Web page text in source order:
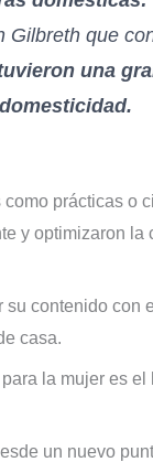
Gilbreth que
una
prácticas o
y optimizaron la
contenido con
casa.
la mujer es el
un nuevo